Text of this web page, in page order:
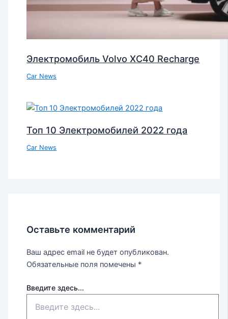
Электромобиль Volvo XC40 Recharge
Car News
Топ 10 Электромобилей 2022 года
Car News
Оставьте комментарий
Ваш адрес email не будет опубликован.
Обязательные поля помечены *
Введите здесь...